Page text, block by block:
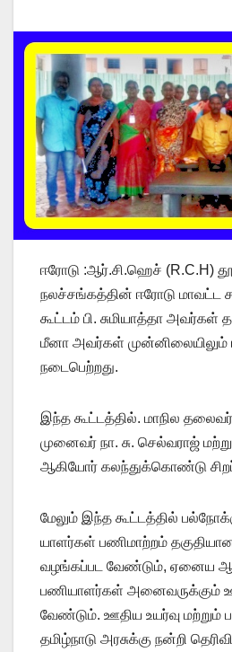
ஈரோடு :ஆர்.சி.ஹெச் (R.C.H)
நலச்சங்கத்தின் ஈரோடு
கூட்டம் பி. சுமியாத்தா அவர்கள்
மீனா அவர்கள் முன்னிலையிலும்
நடைபெற்றது.
இந்த கூட்டத்தில். மாநில
முனைவர் நா. சு. செல்வராஜ்
ஆகியோர் கலந்துக்கொண்டு
மேலும் இந்த கூட்டத்தில்
யாளர்கள் பணிமாற்றம்
வழங்கப்பட வேண்டும், ஏனைய
பணியாளர்கள் அனைவருக்கும்
வேண்டும். ஊதிய உயர்வு மற்றும்
தமிழ்நாடு அரசுக்கு நன்றி